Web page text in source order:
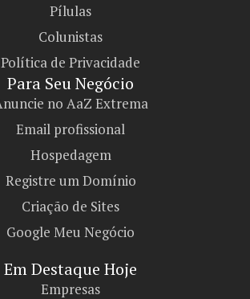
Pílulas
Colunistas
Política de Privacidade
Para Seu Negócio​
no AaZ Extrema
Email profissional
Hospedagem
Registre um Domínio
Criação de Sites
Google Meu Negócio
Em Destaque Hoje
Empresas